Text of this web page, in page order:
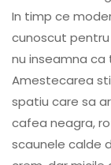
In timp ce
cunoscut
nu inseamna
Amestecarea
spatiu care sa
cafea neagra,
scaunele calde